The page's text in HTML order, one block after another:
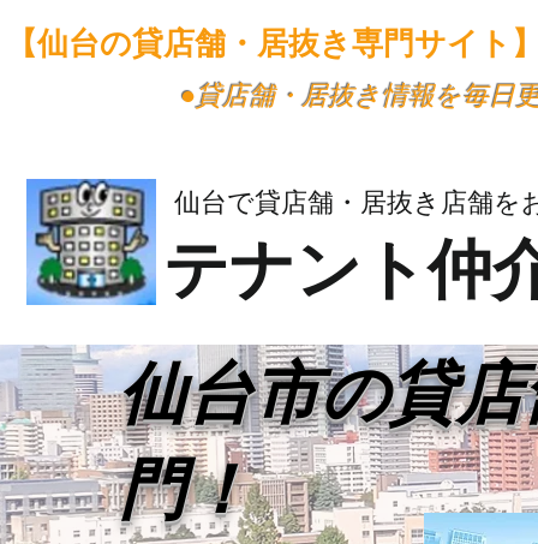
【仙台の貸店舗・居抜き専門サイト
​●貸店舗・居抜き情報を毎日
仙台で貸店舗・居抜き店舗を
テナント仲
仙台市の貸
門！